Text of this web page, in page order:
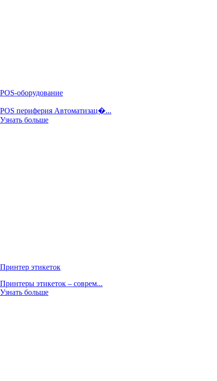
POS-оборудование
POS периферия Автоматизац�...
Узнать больше
Принтер этикеток
Принтеры этикеток – соврем...
Узнать больше